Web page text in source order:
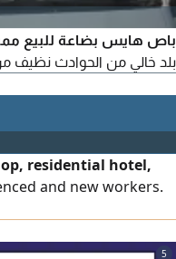
بلد خالي من الحوادث نظيف
residential hotel,
and new workers.
5